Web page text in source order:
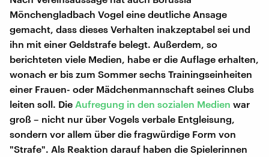
Mönchengladbach Vogel eine deutliche Ansage
gemacht, dass dieses Verhalten inakzeptabel sei und
ihn mit einer Geldstrafe belegt. Außerdem, so
berichteten viele Medien, habe er die Auflage erhalten,
wonach er bis zum Sommer sechs Trainingseinheiten
einer Frauen- oder Mädchenmannschaft seines Clubs
leiten soll. Die Aufregung in den sozialen Medien war
groß – nicht nur über Vogels verbale Entgleisung,
sondern vor allem über die fragwürdige Form von
"Strafe". Als Reaktion darauf haben die Spielerinnen